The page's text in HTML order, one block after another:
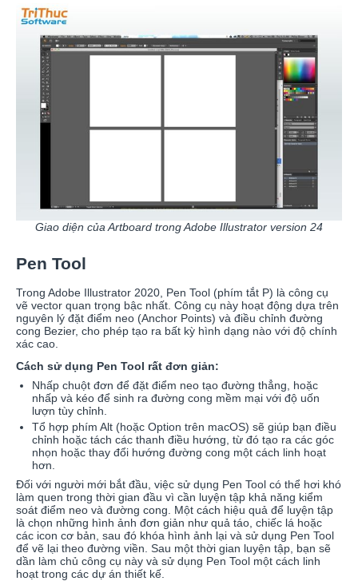
Giao diện của Artboard trong Adobe Illustrator version 24
Pen Tool
Trong Adobe Illustrator 2020, Pen Tool (phím tắt P) là công cụ
vẽ vector quan trọng bậc nhất. Công cụ này hoạt động dựa trên
nguyên lý đặt điểm neo (Anchor Points) và điều chỉnh đường
cong Bezier, cho phép tạo ra bất kỳ hình dạng nào với độ chính
xác cao.
Cách sử dụng Pen Tool rất đơn giản:
Nhấp chuột đơn để đặt điểm neo tạo đường thẳng, hoặc
nhấp và kéo để sinh ra đường cong mềm mại với độ uốn
lượn tùy chỉnh.
Tổ hợp phím Alt (hoặc Option trên macOS) sẽ giúp bạn điều
chỉnh hoặc tách các thanh điều hướng, từ đó tạo ra các góc
nhọn hoặc thay đổi hướng đường cong một cách linh hoạt
hơn.
Đối với người mới bắt đầu, việc sử dụng Pen Tool có thể hơi khó
làm quen trong thời gian đầu vì cần luyện tập khả năng kiểm
soát điểm neo và đường cong. Một cách hiệu quả để luyện tập
là chọn những hình ảnh đơn giản như quả táo, chiếc lá hoặc
các icon cơ bản, sau đó khóa hình ảnh lại và sử dụng Pen Tool
để vẽ lại theo đường viền. Sau một thời gian luyện tập, bạn sẽ
dần làm chủ công cụ này và sử dụng Pen Tool một cách linh
hoạt trong các dự án thiết kế.